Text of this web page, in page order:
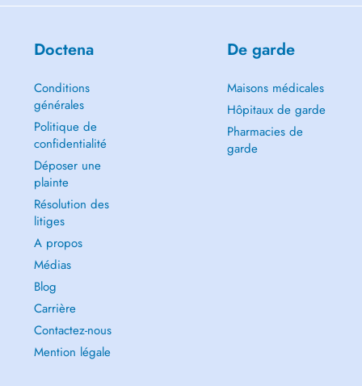
Doctena
Conditions
générales
Politique de
confidentialité
Déposer une
plainte
Résolution des
litiges
A propos
Médias
Blog
Carrière
Contactez-nous
Mention légale
De garde
Maisons médicales
Hôpitaux de garde
Pharmacies de
garde